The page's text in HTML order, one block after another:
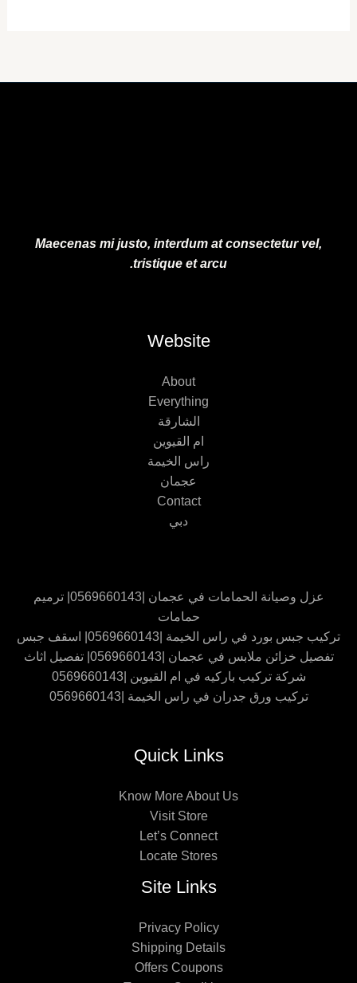
Maecenas mi justo, interdum at consectetur vel,
tristique et arcu.
Website
About
Everything
الشارقة
ام القيوين
راس الخيمة
عجمان
Contact
دبي
عزل وصيانة الحمامات في عجمان |0569660143| ترميم
حمامات
تركيب جبس بورد في راس الخيمة |0569660143| اسقف جبس
تفصيل خزائن ملابس في عجمان |0569660143| تفصيل اثاث
شركة تركيب باركيه في ام القيوين |0569660143
تركيب ورق جدران في راس الخيمة |0569660143
Quick Links
Know More About Us
Visit Store
Let’s Connect
Locate Stores
Site Links
Privacy Policy
Shipping Details
Offers Coupons